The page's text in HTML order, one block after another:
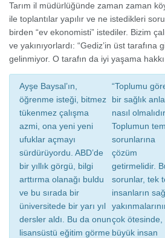
Tarım il müdürlüğünde zaman zaman
ile toplantılar yapılır ve ne istedikleri
birden “ev ekonomisti” istediler. Bizim
ve yakınıyorlardı: “Gediz’in üst tarafına
gelinmiyor. O tarafın da iyi yaşama
Ayşe Baysal’ın,
öğrenme isteği, bitmez
tükenmez çalışma
azmi, ona yeni yeni
ufuklar açmayı
sürdürüyordu. ABD’de
bir yıllık görgü, bilgi
arttırma olanağı buldu
ve bu sırada bir
üniversitede bir yarı yıl
dersler aldı. Bu da onun
lisansüstü eğitim görme
“Toplumu
bir sağlık
nasıl
Toplumun
sorunlarına
çözüm
getirmelidir.
sorunlar, tek
insanların
çok ötesinde,
büyük insan